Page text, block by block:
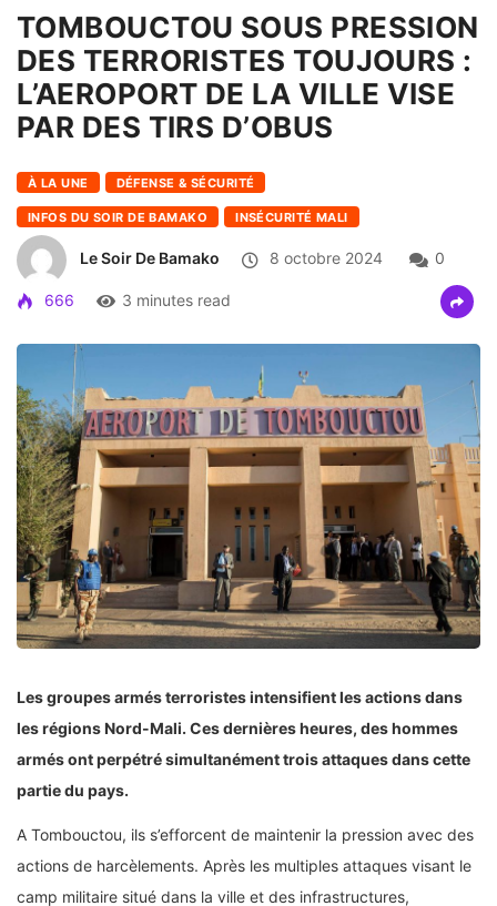
TOMBOUCTOU SOUS PRESSION
DES TERRORISTES TOUJOURS :
L’AEROPORT DE LA VILLE VISE
PAR DES TIRS D’OBUS
À LA UNE DÉFENSE & SÉCURITÉ
INFOS DU SOIR DE BAMAKO INSÉCURITÉ MALI
Le Soir De Bamako 8 octobre 2024 0
666 3 minutes read
Les groupes armés terroristes intensifient les actions dans
les régions Nord-Mali. Ces dernières heures, des hommes
armés ont perpétré simultanément trois attaques dans cette
partie du pays.
A Tombouctou, ils s’efforcent de maintenir la pression avec des
actions de harcèlements. Après les multiples attaques visant le
camp militaire situé dans la ville et des infrastructures,